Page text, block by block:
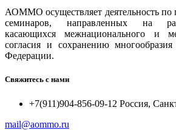
АОММО осуществляет деятельность по
семинаров, направленных на
касающихся межнационального и
согласия и сохранению
Федерации.
Свяжитесь с нами
+7(911)904-856-09-12 Россия,
mail@aommo.ru